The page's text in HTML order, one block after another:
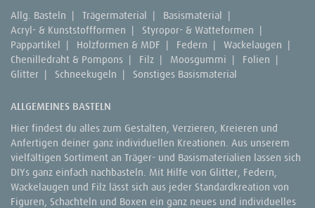
Allg. Basteln | Trägermaterial | Basismaterial |
Acryl- & Kunststoffformen | Styropor- & Watteformen |
Pappartikel | Holzformen & MDF | Federn | Wackelaugen |
Chenilledraht & Pompons | Filz | Moosgummi | Folien |
Glitter | Schneekugeln | Sonstiges Basismaterial
ALLGEMEINES BASTELN
Hier findest du alles zum Gestalten, Verzieren, Kreieren und
Anfertigen deiner ganz individuellen Kreationen. Aus unserem
vielfältigen Sortiment an Träger- und Basismaterialien lassen sich
DIYs ganz einfach nachbasteln. Mit Hilfe von Glitter, Federn,
Wackelaugen und Filz lässt sich aus jeder Standardkreation von
Figuren, Schachteln und Boxen ein ganz neues und individuelles